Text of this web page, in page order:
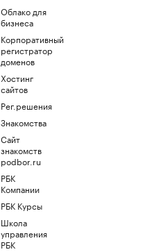
Облако для
бизнеса
Корпоративный
регистратор
доменов
Хостинг
сайтов
Рег.решения
Знакомства
Сайт
знакомств
podbor.ru
РБК
Компании
РБК Курсы
Школа
управления
РБК